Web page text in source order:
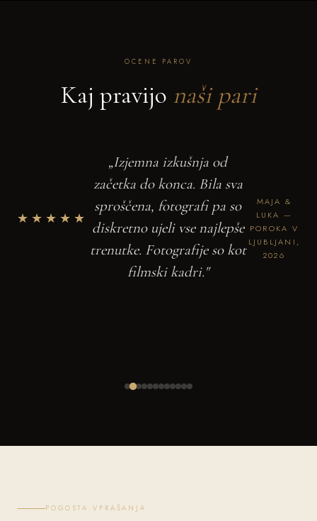
OCENE PAROV
Kaj pravijo naši pari
★★★★★
„Izjemna izkušnja od
začetka do konca. Bila sva
sproščena, fotografi pa so
diskretno ujeli vse najlepše
trenutke. Fotografije so kot
filmski kadri."
MAJA &
LUKA —
POROKA V
LJUBLJANI,
2026
POGOSTA VPRAŠANJA